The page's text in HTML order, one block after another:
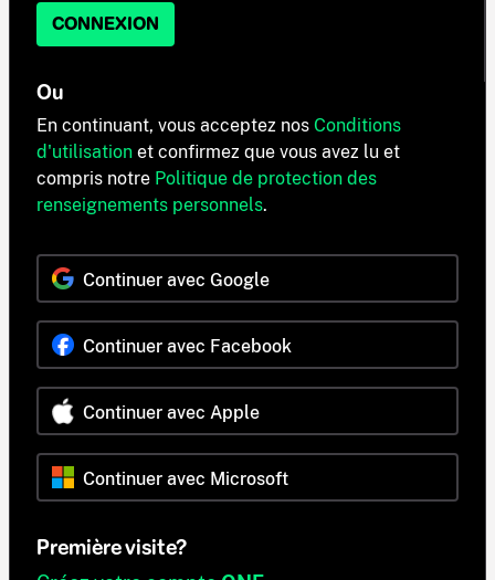
CONNEXION
Ou
En continuant, vous acceptez nos Conditions
d'utilisation et confirmez que vous avez lu et
compris notre Politique de protection des
renseignements personnels.
Continuer avec Google
Continuer avec Facebook
Continuer avec Apple
Continuer avec Microsoft
Première visite?